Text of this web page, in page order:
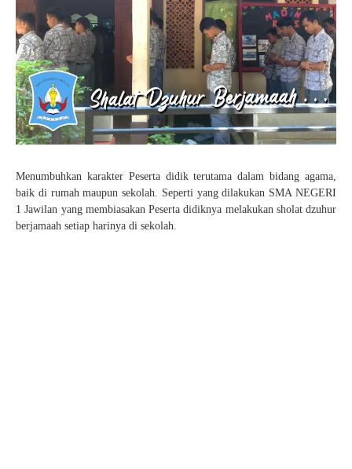
KEAMANAN
KANTIN
SENI
TAEKWONDO
KARATE
PENCAK SILAT
VOLLY
FUTSAL
KIrSTIK (Karya Ilmiah Remaja dan Jurnalistik)
HASIL SELEKSI AFIRMASI
PENDAFTARAN SPMB JALUR PRESTASI AKADEMIK
HASIL SELEKSI PRESTASI AKADEMIK
JUKNIS SPMB 2026
STPJM SPMB 2026
Menumbuhkan karakter Peserta didik terutama dalam bidang agama,
baik di rumah maupun sekolah. Seperti yang dilakukan SMA NEGERI
1 Jawilan yang membiasakan Peserta didiknya melakukan sholat dzuhur
berjamaah setiap harinya di sekolah.